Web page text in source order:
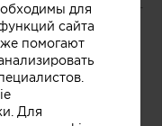
рассказывают
для
сайта
помогают
Для